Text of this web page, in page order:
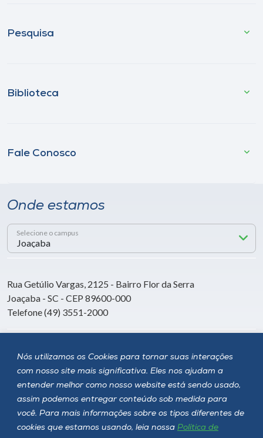
Nós utilizamos os Cookies para tornar suas interações
com nosso site mais significativa. Eles nos ajudam a
entender melhor como nosso website está sendo usado,
assim podemos entregar conteúdo sob medida para
você. Para mais informações sobre os tipos diferentes de
cookies que estamos usando, leia nossa Política de
Pesquisa
Biblioteca
Fale Conosco
Onde estamos
Selecione o campus
Rua Getúlio Vargas, 2125 - Bairro Flor da Serra
Joaçaba - SC - CEP 89600-000
Telefone (49) 3551-2000
Siga a Unoesc